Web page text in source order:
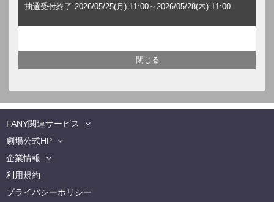
抽選受付終了 2026/05/25(月) 11:00～2026/05/28(木) 11:00
FANY関連サービス
劇場公式HP
企業情報
利用規約
プライバシーポリシー